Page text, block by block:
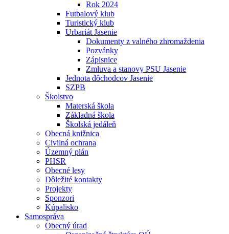
Rok 2024
Futbalový klub
Turistický klub
Urbariát Jasenie
Dokumenty z valného zhromaždenia
Pozvánky
Zápisnice
Zmluva a stanovy PSU Jasenie
Jednota dôchodcov Jasenie
SZPB
Školstvo
Materská škola
Základná škola
Školská jedáleň
Obecná knižnica
Civilná ochrana
Územný plán
PHSR
Obecné lesy
Dôležité kontakty
Projekty
Sponzori
Kúpalisko
Samospráva
Obecný úrad